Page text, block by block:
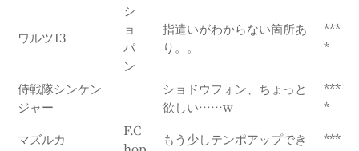
ワルツ13
シ
ョ
パ
ン
指遣いがわからない箇所あ
り。。
***
*
侍戦隊シンケン
ジャー
ショドウフォン、ちょっと
欲しい……w
***
*
マズルカ
F.C
もう少しテンポアップでき
***